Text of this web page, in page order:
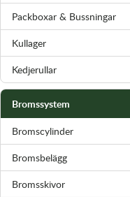
Transmission & Drivlina
Vagnar
Variatordelar
Vinschar & Tillbehör
Vinterprodukter
Packboxar & Bussningar
Kullager
Kedjerullar
Bromssystem
Bromscylinder
Bromsbelägg
Bromsskivor